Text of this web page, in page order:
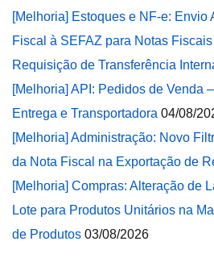
[Melhoria] Estoques e NF-e: Envio
Fiscal à SEFAZ para Notas
Requisição de Transferência
[Melhoria] API: Pedidos de Venda
Entrega e Transportadora 04/08/
[Melhoria] Administração: Novo
da Nota Fiscal na Exportação de
[Melhoria] Compras: Alteração de
Lote para Produtos Unitários na
de Produtos 03/08/2026